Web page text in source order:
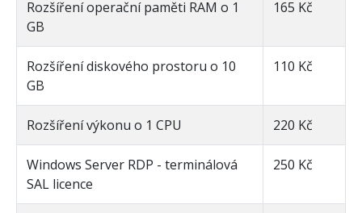
Rozšíření operační paměti RAM o 1
GB
165 Kč
Rozšíření diskového prostoru o 10
GB
110 Kč
Rozšíření výkonu o 1 CPU 220 Kč
Windows Server RDP - terminálová
SAL licence
250 Kč